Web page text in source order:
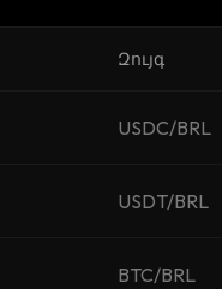
Զույգ
USDC/BRL
USDT/BRL
BTC/BRL